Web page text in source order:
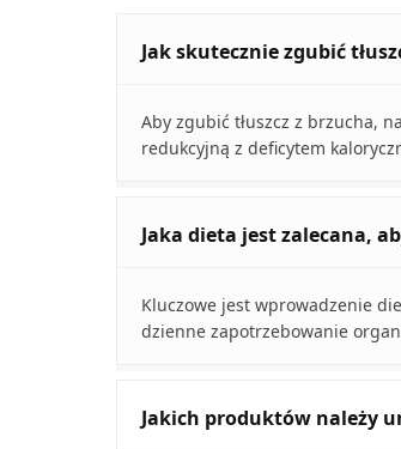
Jak skutecznie zgubić
Aby zgubić tłuszcz z brzucha,
redukcyjną z deficytem
Jaka dieta jest zalecana,
Kluczowe jest wprowadzenie
dzienne zapotrzebowanie
Jakich produktów należy